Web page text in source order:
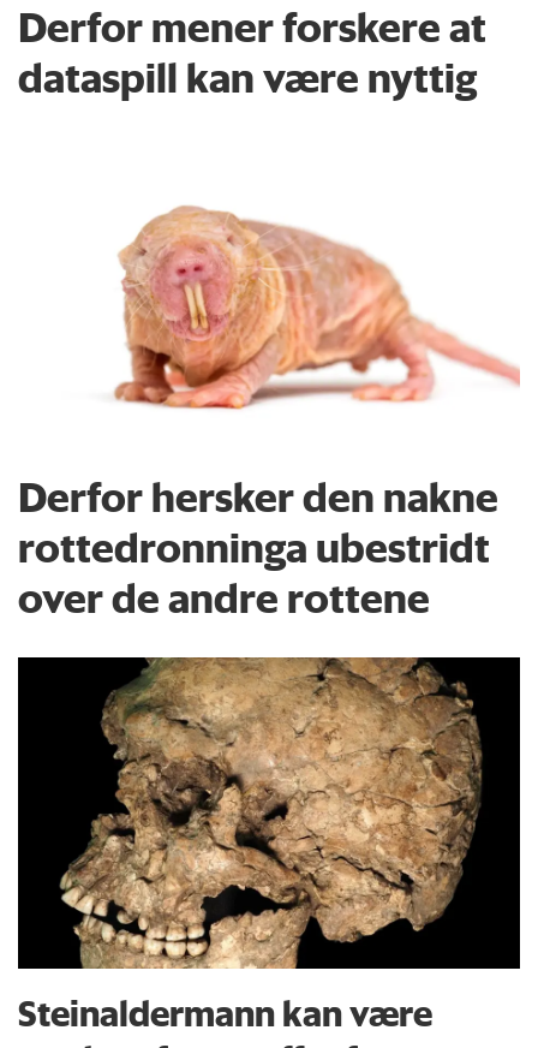
Derfor mener forskere at
dataspill kan være nyttig
Derfor hersker den nakne
rottedronninga ubestridt
over de andre rottene
Steinaldermann kan være